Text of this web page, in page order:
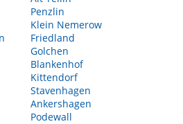
Penzlin
Klein Nemerow
Friedland
Golchen
Blankenhof
Kittendorf
Stavenhagen
Ankershagen
Podewall